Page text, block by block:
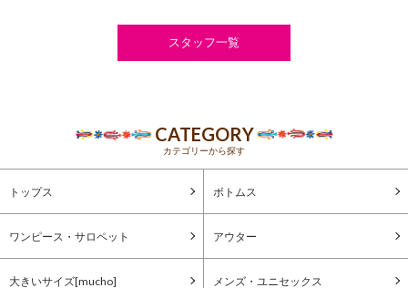
スタッフ一覧
CATEGORY
カテゴリーから探す
トップス ボトムス
ワンピース・サロペット アウター
大きいサイズ[mucho] メンズ・ユニセックス